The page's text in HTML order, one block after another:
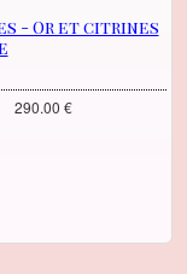
- Or et citrines
290.00 €